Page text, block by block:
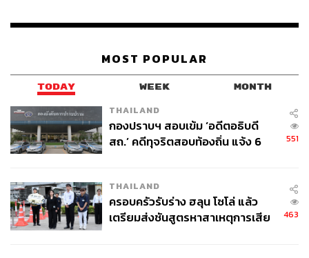
MOST POPULAR
TODAY WEEK MONTH
THAILAND
กองปราบฯ สอบเข้ม ‘อดีตอธิบดี
สถ.’ คดีทุจริตสอบท้องถิ่น แจ้ง 6
551
THAILAND
ครอบครัวรับร่าง ฮลุน โซโล่ แล้ว
เตรียมส่งชันสูตรหาสาเหตุการเสีย
463